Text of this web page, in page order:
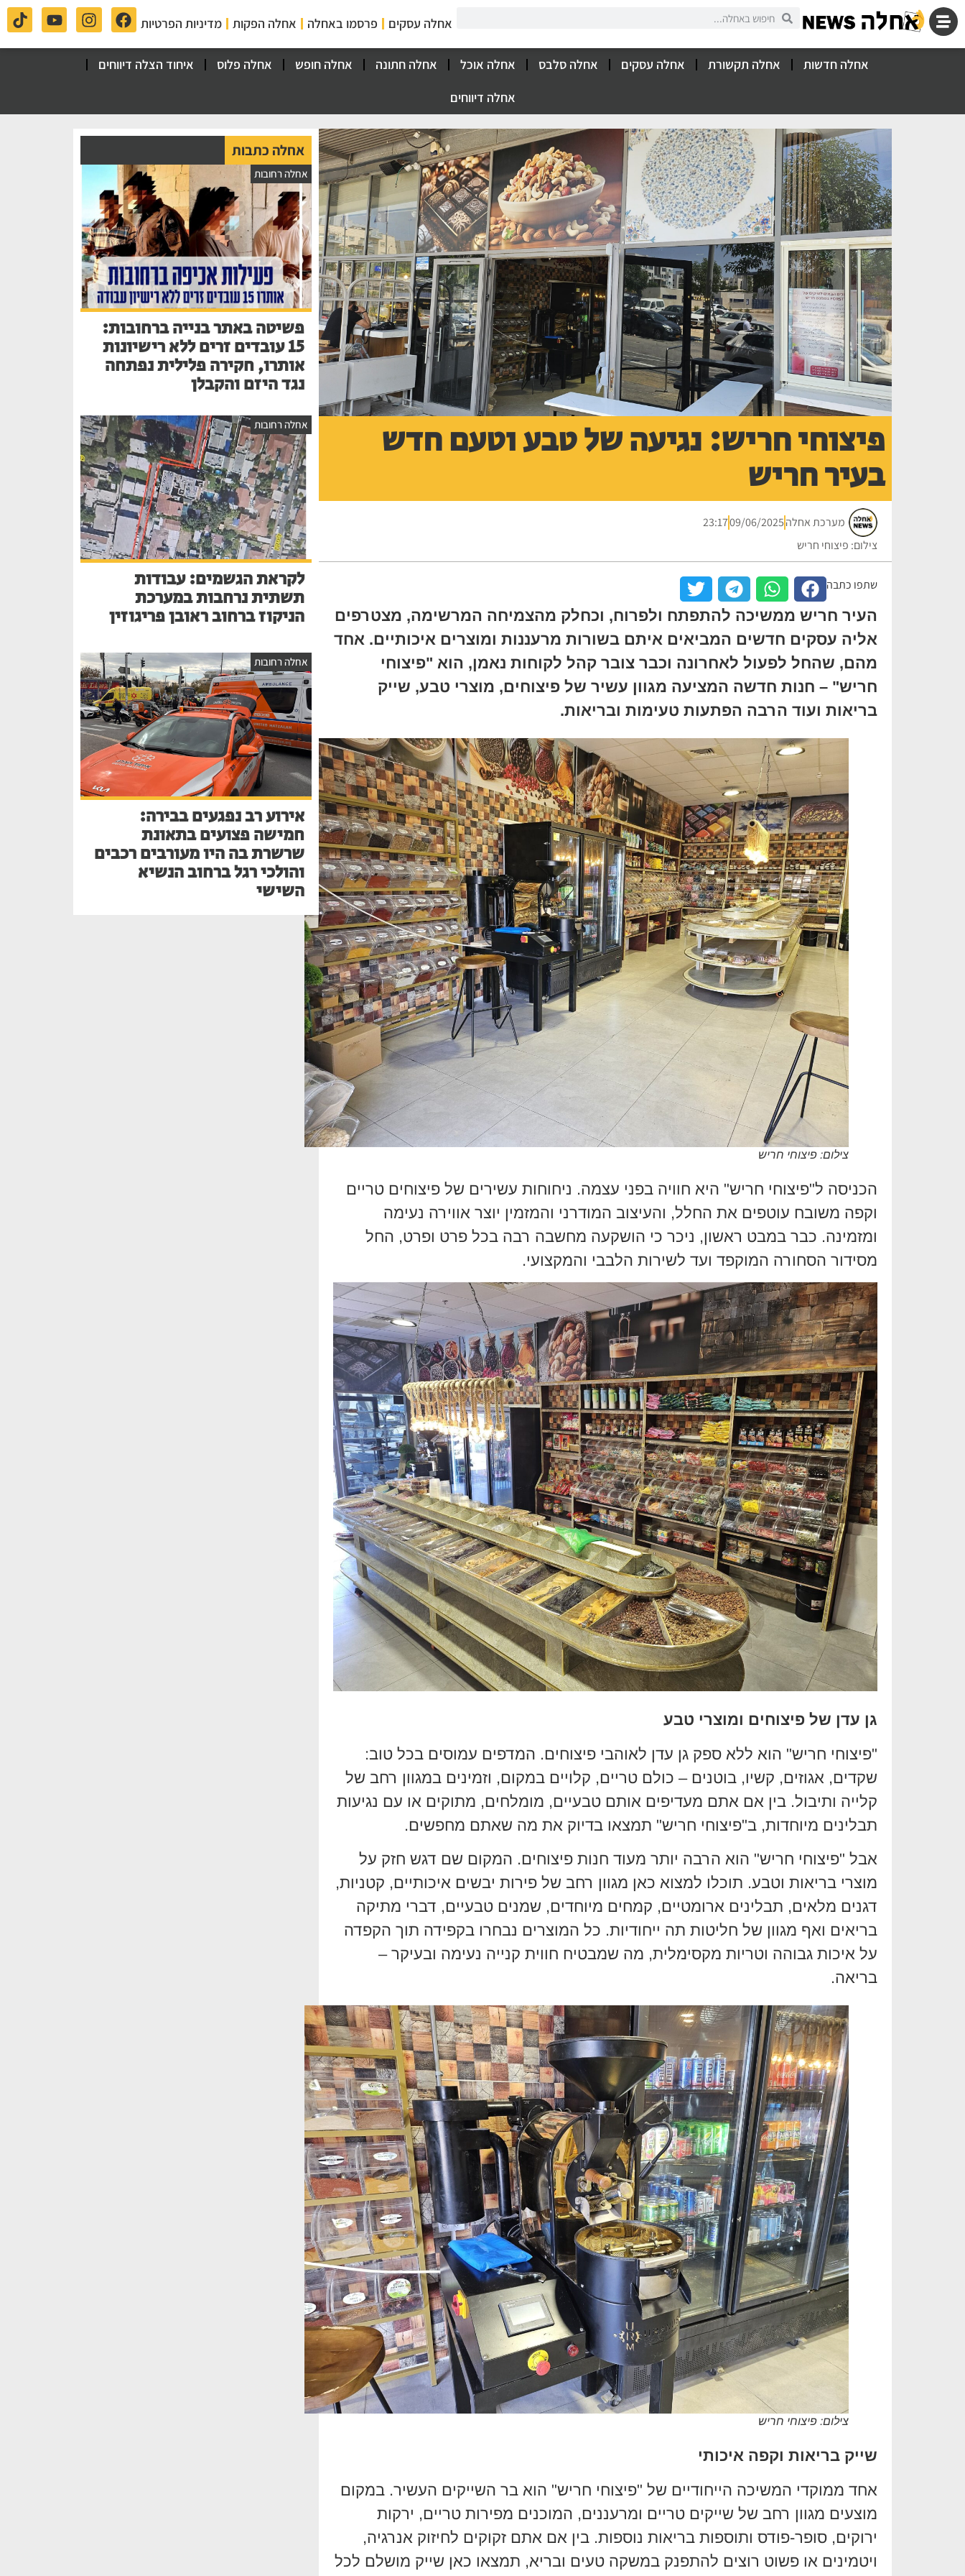
אחלה עסקים פרסמו באחלה אחלה הפקות מדיניות הפרטיות
אחלה חדשות אחלה תקשורת אחלה עסקים אחלה סלבס אחלה אוכל אחלה חתונה אחלה חופש אחלה פלוס
איחוד הצלה דיווחים
אחלה דיווחים
פיצוחי חריש: נגיעה של טבע וטעם חדש
בעיר חריש
מערכת אחלה09/06/2025
23:17
צילום: פיצוחי חריש
שתפו כתבה
העיר חריש ממשיכה להתפתח ולפרוח, וכחלק מהצמיחה המרשימה, מצטרפים
אליה עסקים חדשים המביאים איתם בשורות מרעננות ומוצרים איכותיים. אחד
מהם, שהחל לפעול לאחרונה וכבר צובר קהל לקוחות נאמן, הוא "פיצוחי
חריש" – חנות חדשה המציעה מגוון עשיר של פיצוחים, מוצרי טבע, שייק
בריאות ועוד הרבה הפתעות טעימות ובריאות.
צילום: פיצוחי חריש
הכניסה ל"פיצוחי חריש" היא חוויה בפני עצמה. ניחוחות עשירים של פיצוחים טריים
וקפה משובח עוטפים את החלל, והעיצוב המודרני והמזמין יוצר אווירה נעימה
ומזמינה. כבר במבט ראשון, ניכר כי הושקעה מחשבה רבה בכל פרט ופרט, החל
מסידור הסחורה המוקפד ועד לשירות הלבבי והמקצועי.
גן עדן של פיצוחים ומוצרי טבע
"פיצוחי חריש" הוא ללא ספק גן עדן לאוהבי פיצוחים. המדפים עמוסים בכל טוב:
שקדים, אגוזים, קשיו, בוטנים – כולם טריים, קלויים במקום, וזמינים במגוון רחב של
קלייה ותיבול. בין אם אתם מעדיפים אותם טבעיים, מומלחים, מתוקים או עם נגיעות
תבלינים מיוחדות, ב"פיצוחי חריש" תמצאו בדיוק את מה שאתם מחפשים.
אבל "פיצוחי חריש" הוא הרבה יותר מעוד חנות פיצוחים. המקום שם דגש חזק על
מוצרי בריאות וטבע. תוכלו למצוא כאן מגוון רחב של פירות יבשים איכותיים, קטניות,
דגנים מלאים, תבלינים ארומטיים, קמחים מיוחדים, שמנים טבעיים, דברי מתיקה
בריאים ואף מגוון של חליטות תה ייחודיות. כל המוצרים נבחרו בקפידה תוך הקפדה
על איכות גבוהה וטריות מקסימלית, מה שמבטיח חווית קנייה נעימה ובעיקר –
בריאה.
צילום: פיצוחי חריש
שייק בריאות וקפה איכותי
אחד ממוקדי המשיכה הייחודיים של "פיצוחי חריש" הוא בר השייקים העשיר. במקום
מוצעים מגוון רחב של שייקים טריים ומרעננים, המוכנים מפירות טריים, ירקות
ירוקים, סופר-פודס ותוספות בריאות נוספות. בין אם אתם זקוקים לחיזוק אנרגיה,
ויטמינים או פשוט רוצים להתפנק במשקה טעים ובריא, תמצאו כאן שייק מושלם לכל
אחלה כתבות
אחלה רחובות
פשיטה באתר בנייה ברחובות:
15 עובדים זרים ללא רישיונות
אותרו, חקירה פלילית נפתחה
נגד היזם והקבלן
אחלה רחובות
לקראת הגשמים: עבודות
תשתית נרחבות במערכת
הניקוז ברחוב ראובן פריגוזין
אחלה רחובות
אירוע רב נפגעים בבירה:
חמישה פצועים בתאונת
שרשרת בה היו מעורבים רכבים
והולכי רגל ברחוב הנשיא
השישי